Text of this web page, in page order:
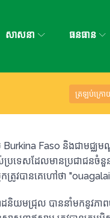
សាសនា ធនធាន
ត្រឡប់​ក្រោ
Faso និងជាមជ្ឈម
ប្រទេសដែលមានប្រជាជនចំ
ត្រូវបានគេហៅថា
ាដនិយមជ្រុល បាននាំមកនូវភ